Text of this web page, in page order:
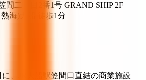
間二丁目2番1号 GRAND SHIP 2F
海)
徒歩1分
に、JR大船駅笠間口直結の商業施設